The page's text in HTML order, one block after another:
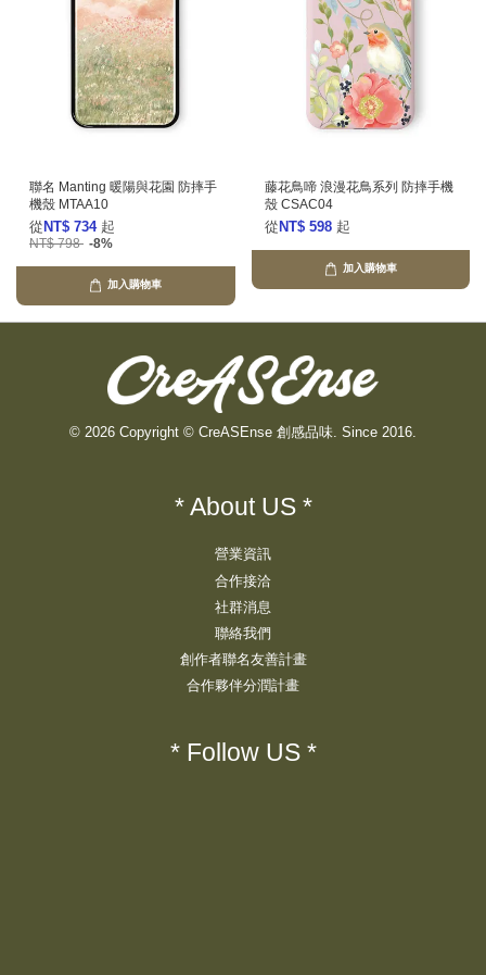
聯名 Manting 暖陽與花園 防摔手
機殼 MTAA10
從 NT$ 734 起
NT$ 798 -8%
加入購物車
藤花鳥啼 浪漫花鳥系列 防摔手機
殼 CSAC04
從 NT$ 598 起
加入購物車
© 2026 Copyright © CreASEnse 創感品味. Since 2016.
* About US *
營業資訊
合作接洽
社群消息
聯絡我們
創作者聯名友善計畫
合作夥伴分潤計畫
* Follow US *